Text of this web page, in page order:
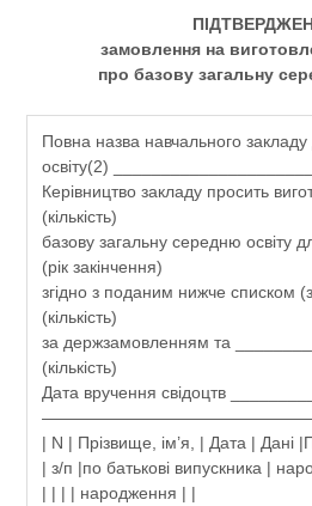
замовлення на
про базову загальну
Повна назва навчального
освіту(2)
Керівництво закладу просить
(кількість)
базову загальну середню освіту
(рік закінчення)
згідно з поданим нижче списком
(кількість)
за держзамовленням та
(кількість)
Дата вручення свідоцтв
| N | Прізвище, ім’я, | Дата | Дані
| з/п |по батькові випускника |
| | | | народження | |